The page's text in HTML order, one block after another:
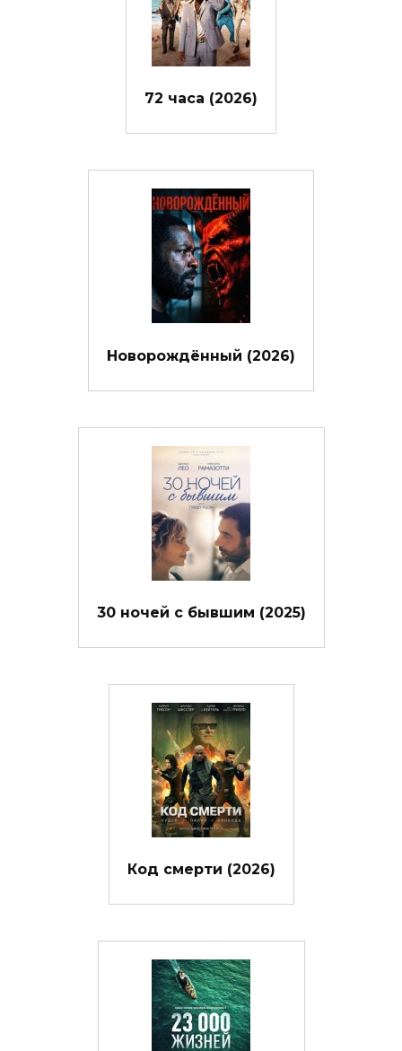
72 часа (2026)
Новорождённый (2026)
30 ночей с бывшим (2025)
Код смерти (2026)